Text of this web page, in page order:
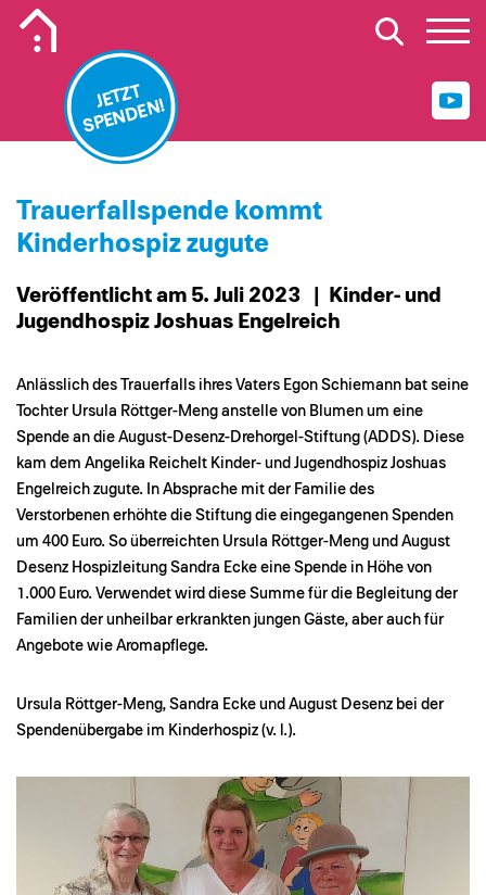
JETZT
SPENDEN!
Trauerfallspende kommt
Kinderhospiz zugute
Veröffentlicht am 5. Juli 2023
| Kinder- und
Jugendhospiz Joshuas Engelreich
Anlässlich des Trauerfalls ihres Vaters Egon Schiemann bat seine
Tochter Ursula Röttger-Meng anstelle von Blumen um eine
Spende an die August-Desenz-Drehorgel-Stiftung (ADDS). Diese
kam dem Angelika Reichelt Kinder- und Jugendhospiz Joshuas
Engelreich zugute. In Absprache mit der Familie des
Verstorbenen erhöhte die Stiftung die eingegangenen Spenden
um 400 Euro. So überreichten Ursula Röttger-Meng und August
Desenz Hospizleitung Sandra Ecke eine Spende in Höhe von
1.000 Euro. Verwendet wird diese Summe für die Begleitung der
Familien der unheilbar erkrankten jungen Gäste, aber auch für
Angebote wie Aromapflege.
Ursula Röttger-Meng, Sandra Ecke und August Desenz bei der
Spendenübergabe im Kinderhospiz (v. l.).
Mobiles Logo Mission Lebenshaus